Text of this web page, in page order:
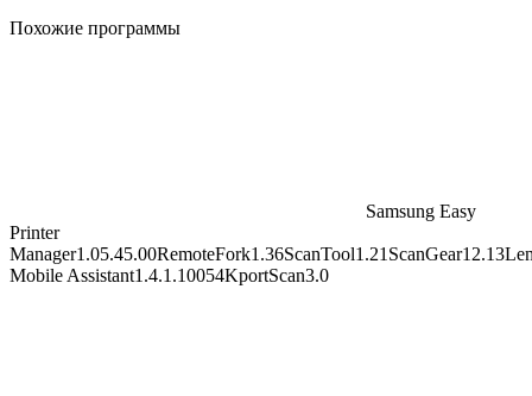
Похожие программы
Samsung Easy
Printer
Manager1.05.45.00RemoteFork1.36ScanTool1.21 ScanGear12.13
Mobile Assistant1.4.1.10054KportScan3.0